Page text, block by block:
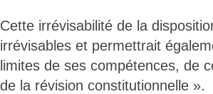
Cette irrévisabilité de la
irrévisables et permettrait
limites de ses compétences, de
de la révision constitutionnelle ».